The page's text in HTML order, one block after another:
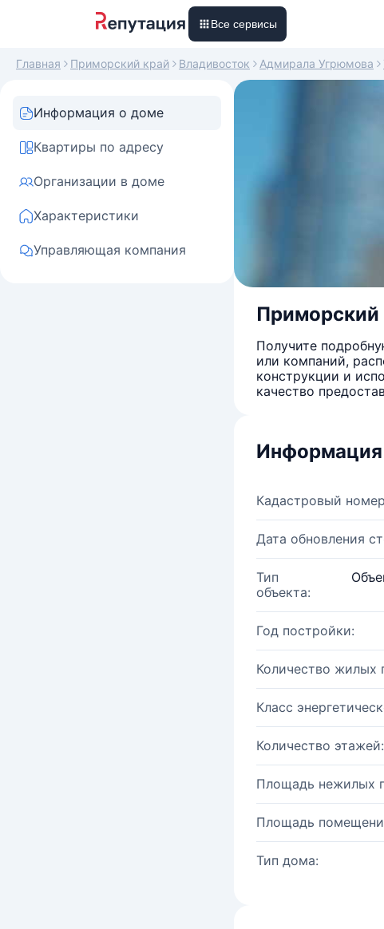
Все сервисы
Главная Приморский край Владивосток Адмирала Угрюмова
Информация о доме
Квартиры по адресу
Организации в доме
Характеристики
Управляющая компания
Приморский
Получите
или компаний,
конструкции и
качество
Кадастровый
Дата обновления
Тип
объекта:
Год постройки:
Количество жилых
Класс
Количество этажей:
Площадь нежилых
Площадь
Тип дома: